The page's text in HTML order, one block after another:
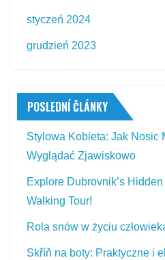
styczeń 2024
grudzień 2023
POSLEDNÍ ČLÁNKY
Stylowa Kobieta: Jak Nosic
Wyglądać Zjawiskowo
Explore Dubrovnik’s
Walking Tour!
Rola snów w życiu
Skříň na boty: Praktyczne i